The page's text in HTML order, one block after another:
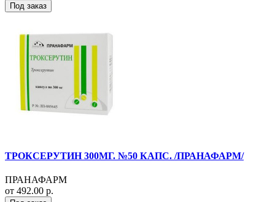
Под заказ
ТРОКСЕРУТИН 300МГ. №50 КАПС. /ПРАНАФАРМ/
ПРАНАФАРМ
от 492.00 р.